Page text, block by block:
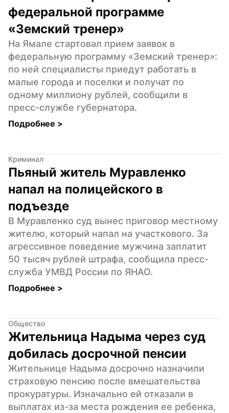
федеральной программе
«Земский тренер»
На Ямале стартовал прием заявок в
федеральную программу «Земский тренер»:
по ней специалисты приедут работать в
малые города и поселки и получат по
одному миллиону рублей, сообщили в
пресс-службе губернатора.
Подробнее >
Криминал
Пьяный житель Муравленко
напал на полицейского в
подъезде
В Муравленко суд вынес приговор местному
жителю, который напал на участкового. За
агрессивное поведение мужчина заплатит
50 тысяч рублей штрафа, сообщила пресс-
служба УМВД России по ЯНАО.
Подробнее >
Общество
Жительница Надыма через суд
добилась досрочной пенсии
Жительнице Надыма досрочно назначили
страховую пенсию после вмешательства
прокуратуры. Изначально ей отказали в
выплатах из-за места рождения ее ребенка,